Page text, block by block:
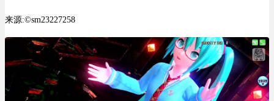
来源:©sm23227258